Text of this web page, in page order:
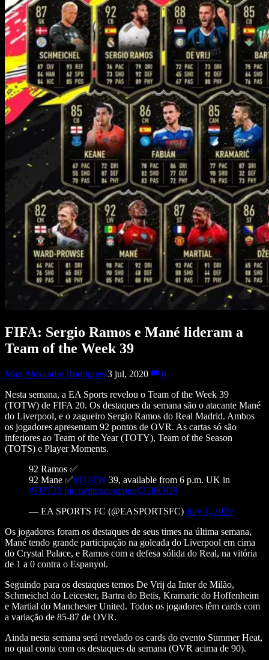
FIFA: Sergio Ramos e Mané lideram a
Team of the Week 39
Max Alexandre Rodrigues 3 jul, 2020
0
Nesta semana, a EA Sports revelou o Team of the Week 39
(TOTW) de FIFA 20. Os destaques da semana são o atacante Mané
do Liverpool, e o zagueiro Sergio Ramos do Real Madrid. Ambos
os jogadores apresentam 92 pontos de OVR. As cartas só são
inferiores ao Team of the Year (TOTY), Team of the Season
(TOTS) e Player Moments.
92 Ramos ✅
92 Mane ✅#TOTW 39, available from 6 p.m. UK in
#FUT20 pic.twitter.com/puqCUI0OD8
— EA SPORTS FC (@EASPORTSFC) July 1, 2020
Os jogadores foram os destaques de seus times na última semana,
Mané tendo grande participação na goleada do Liverpool em cima
do Crystal Palace, e Ramos com a defesa sólida do Real, na vitória
de 1 a 0 contra o Espanyol.
Seguindo para os destaques temos De Vrij da Inter de Milão,
Schmeichel do Leicester, Bartra do Betis, Kramaric do Hoffenheim
e Martial do Manchester United. Todos os jogadores têm cards com
a variação de 85-87 de OVR.
Ainda nesta semana será revelado os cards do evento Summer Heat,
no qual conta com os destaques da semana (OVR acima de 90).